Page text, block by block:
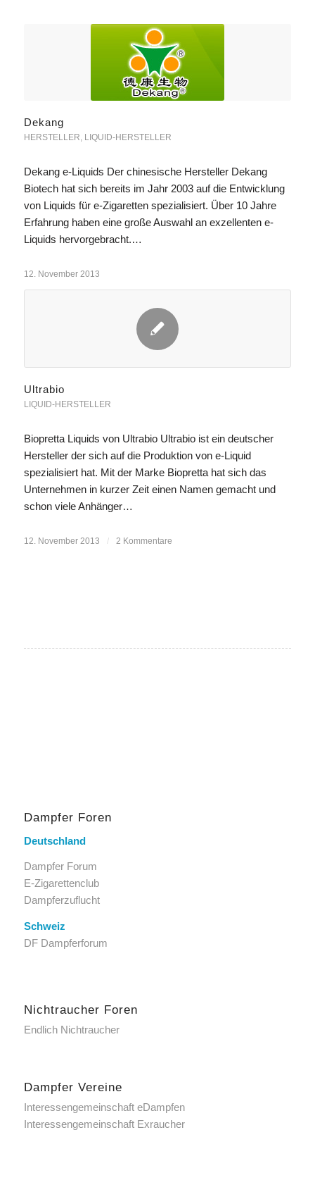
Dekang
HERSTELLER LIQUID-HERSTELLER
Dekang e-Liquids Der chinesische Hersteller Dekang
Biotech hat sich bereits im Jahr 2003 auf die Entwicklung
von Liquids für e-Zigaretten spezialisiert. Über 10 Jahre
Erfahrung haben eine große Auswahl an exzellenten e-
Liquids hervorgebracht.…
12. November 2013
Ultrabio
LIQUID-HERSTELLER
Biopretta Liquids von Ultrabio Ultrabio ist ein deutscher
Hersteller der sich auf die Produktion von e-Liquid
spezialisiert hat. Mit der Marke Biopretta hat sich das
Unternehmen in kurzer Zeit einen Namen gemacht und
schon viele Anhänger…
12. November 2013 / 2 Kommentare
Dampfer Foren
Deutschland
Dampfer Forum
E-Zigarettenclub
Dampferzuflucht
Schweiz
DF Dampferforum
Nichtraucher Foren
Endlich Nichtraucher
Dampfer Vereine
Interessengemeinschaft eDampfen
Interessengemeinschaft Exraucher